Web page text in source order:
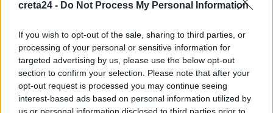
creta24 - Do Not Process My Personal Information
If you wish to opt-out of the sale, sharing to third parties, or
processing of your personal or sensitive information for
targeted advertising by us, please use the below opt-out
section to confirm your selection. Please note that after your
opt-out request is processed you may continue seeing
interest-based ads based on personal information utilized by
στη Νέα Υόρκη: Το τελευταίο μήνυμα που έστειλε η μητέρα
6 Αυγούστου, 2026
Ηράκλειο: Απάτη με δήθεν επενδύσεις σε μετοχές – 55χρονος
έχασε 100.000 ευρώ
6 Αυγούστου, 2026